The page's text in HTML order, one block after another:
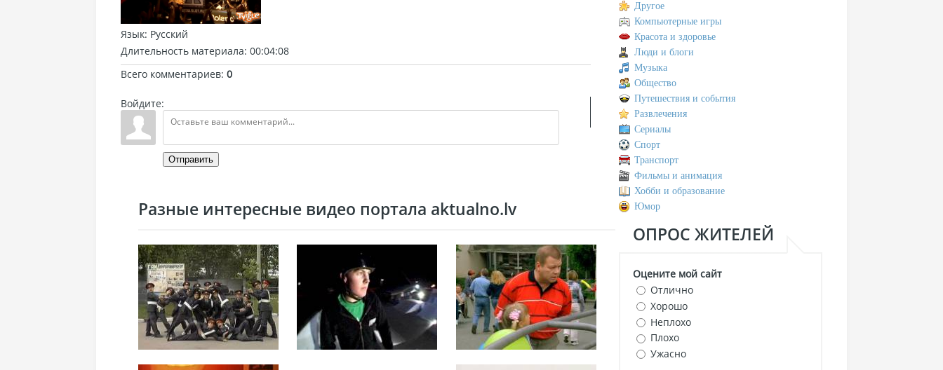
Язык: Русский
Длительность материала: 00:04:08
Всего комментариев: 0
Войдите:
Отправить
Разные интересные видео портала aktualno.lv
Другое
Компьютерные игры
Красота и здоровье
Люди и блоги
Музыка
Общество
Путешествия и события
Развлечения
Сериалы
Спорт
Транспорт
Фильмы и анимация
Хобби и образование
Юмор
ОПРОС ЖИТЕЛЕЙ
Оцените мой сайт
Отлично
Хорошо
Неплохо
Плохо
Ужасно